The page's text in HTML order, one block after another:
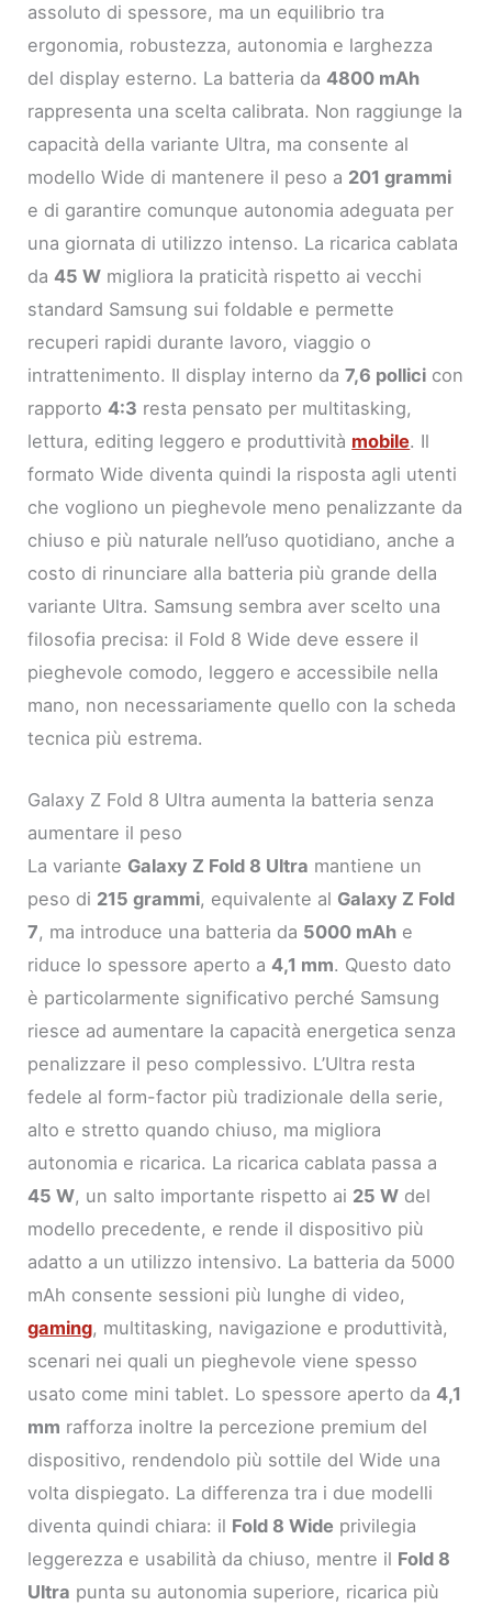
assoluto di spessore, ma un equilibrio tra
ergonomia, robustezza, autonomia e larghezza
del display esterno. La batteria da4800 mAh
rappresenta una scelta calibrata. Non raggiunge la
capacità della variante Ultra, ma consente al
modello Wide di mantenere il peso a 201 grammi
e di garantire comunque autonomia adeguata per
una giornata di utilizzo intenso. La ricarica cablata
da45 W migliora la praticità rispetto ai vecchi
standard Samsung sui foldable e permette
recuperi rapidi durante lavoro, viaggio o
intrattenimento. Il display interno da7,6 pollici con
rapporto4:3 resta pensato per multitasking,
lettura, editing leggero e produttività mobile. Il
formato Wide diventa quindi la risposta agli utenti
che vogliono un pieghevole meno penalizzante da
chiuso e più naturale nell’uso quotidiano, anche a
costo di rinunciare alla batteria più grande della
variante Ultra. Samsung sembra aver scelto una
filosofia precisa: il Fold 8 Wide deve essere il
pieghevole comodo, leggero e accessibile nella
mano, non necessariamente quello con la scheda
tecnica più estrema.
Galaxy Z Fold 8 Ultra aumenta la batteria senza
aumentare il peso
La variante Galaxy Z Fold 8 Ultra mantiene un
peso di 215 grammi, equivalente al Galaxy Z Fold
7, ma introduce una batteria da 5000 mAh e
riduce lo spessore aperto a4,1 mm. Questo dato
è particolarmente significativo perché Samsung
riesce ad aumentare la capacità energetica senza
penalizzare il peso complessivo. L’Ultra resta
fedele al form-factor più tradizionale della serie,
alto e stretto quando chiuso, ma migliora
autonomia e ricarica. La ricarica cablata passa a
45 W, un salto importante rispetto ai 25 W del
modello precedente, e rende il dispositivo più
adatto a un utilizzo intensivo. La batteria da 5000
mAh consente sessioni più lunghe di video,
gaming, multitasking, navigazione e produttività,
scenari nei quali un pieghevole viene spesso
usato come mini tablet. Lo spessore aperto da4,1
mm rafforza inoltre la percezione premium del
dispositivo, rendendolo più sottile del Wide una
volta dispiegato. La differenza tra i due modelli
diventa quindi chiara: il Fold 8 Wide privilegia
leggerezza e usabilità da chiuso, mentre il Fold 8
Ultra punta su autonomia superiore, ricarica più